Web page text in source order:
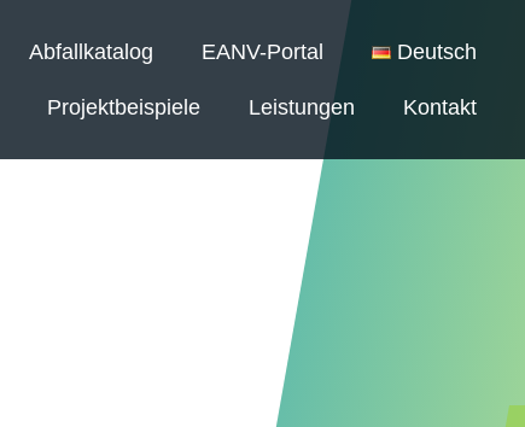
Abfallkatalog EANV-Portal Deutsch
Projektbeispiele Leistungen Kontakt